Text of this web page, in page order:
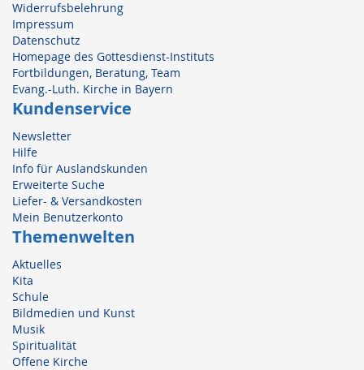
Widerrufsbelehrung
Impressum
Datenschutz
Homepage des Gottesdienst-Instituts
Fortbildungen, Beratung, Team
Evang.-Luth. Kirche in Bayern
Kundenservice
Newsletter
Hilfe
Info für Auslandskunden
Erweiterte Suche
Liefer- & Versandkosten
Mein Benutzerkonto
Themenwelten
Aktuelles
Kita
Schule
Bildmedien und Kunst
Musik
Spiritualität
Offene Kirche